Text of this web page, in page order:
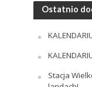
Ostatnio
Stacja